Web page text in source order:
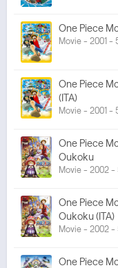
One Piece
Movie - 2001 -
One Piece
(ITA)
Movie - 2001 -
One Piece
Oukoku
Movie - 2002 -
One Piece
Oukoku (ITA)
Movie - 2002 -
One Piece